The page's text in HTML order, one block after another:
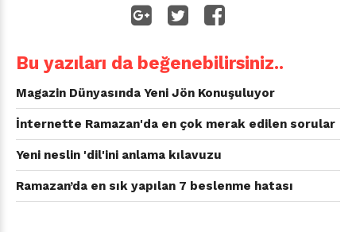
Bu yazıları da beğenebilirsiniz..
Magazin Dünyasında Yeni Jön Konuşuluyor
İnternette Ramazan'da en çok merak edilen sorular
Yeni neslin 'dil'ini anlama kılavuzu
Ramazan’da en sık yapılan 7 beslenme hatası